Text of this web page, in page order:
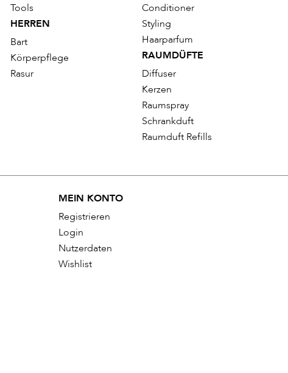
Tools
HERREN
Bart
Körperpflege
Rasur
Conditioner
Styling
Haarparfum
RAUMDÜFTE
Diffuser
Kerzen
Raumspray
Schrankduft
Raumduft Refills
MEIN KONTO
Registrieren
Login
Nutzerdaten
Wishlist